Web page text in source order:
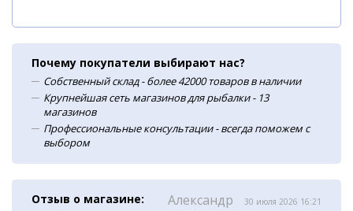
Почему покупатели выбирают нас?
Собственный склад - более 42000 товаров в наличии
Крупнейшая сеть магазинов для рыбалки - 13
магазинов
Профессиональные консультации - всегда поможем с
выбором
Отзыв о магазине: Александр 30 июля 2026 16:21